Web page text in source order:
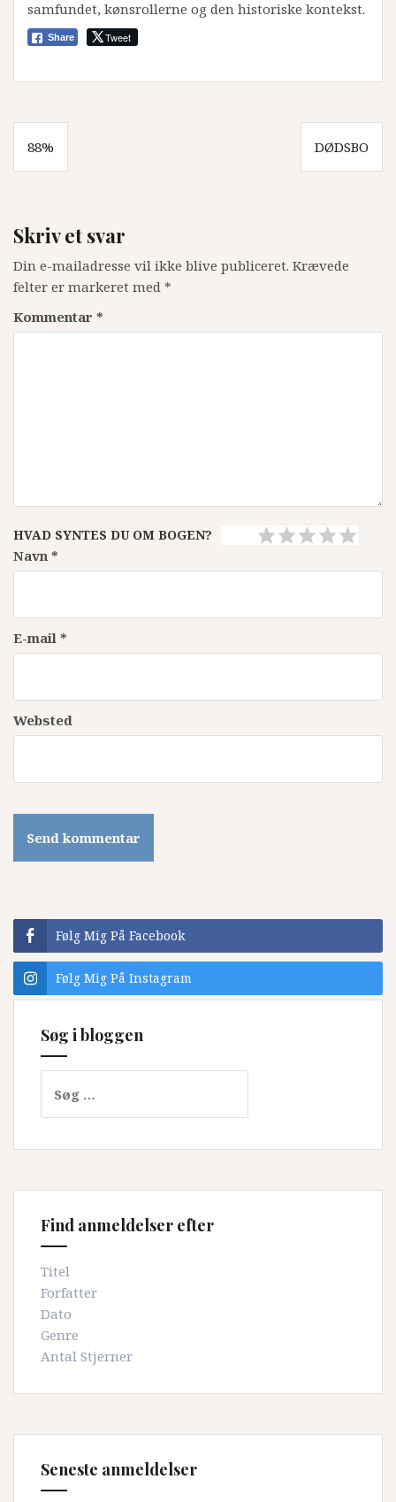
samfundet, kønsrollerne og den historiske kontekst.
Share Tweet
Indlægsnavigation
88% DØDSBO
Skriv et svar
Din e-mailadresse vil ikke blive publiceret. Krævede
felter er markeret med *
Kommentar *
HVAD SYNTES DU OM BOGEN?
Navn *
E-mail *
Websted
Følg Mig På Facebook
Følg Mig På Instagram
Søg i bloggen
efter:
Find anmeldelser efter
Titel
Forfatter
Dato
Genre
Antal Stjerner
Seneste anmeldelser